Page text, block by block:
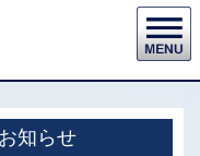
知らせ